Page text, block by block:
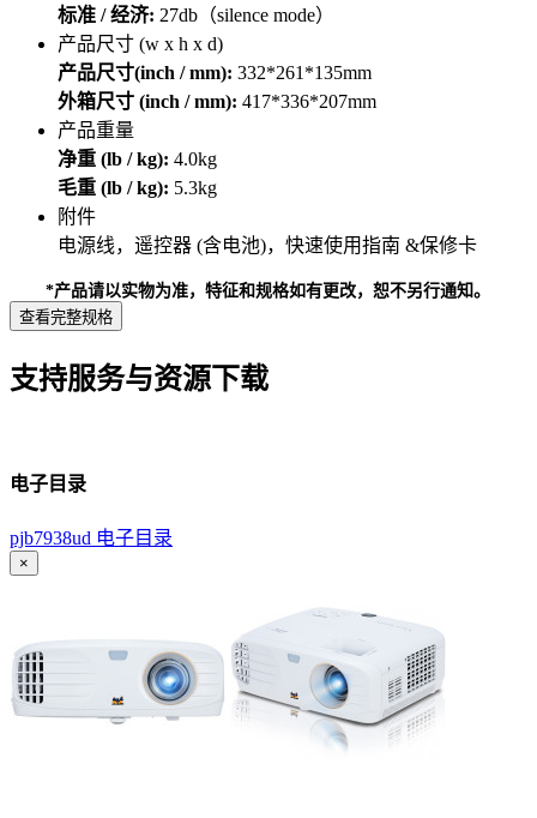
标准 / 经济: 27db（silence mode）
产品尺寸 (w x h x d)
产品尺寸(inch / mm): 332*261*135mm
外箱尺寸 (inch / mm): 417*336*207mm
产品重量
净重 (lb / kg): 4.0kg
毛重 (lb / kg): 5.3kg
附件
电源线，遥控器 (含电池)，快速使用指南 &保修卡
*产品请以实物为准，特征和规格如有更改，恕不另行通知。
查看完整规格
支持服务与资源下载
电子目录
pjb7938ud 电子目录
×